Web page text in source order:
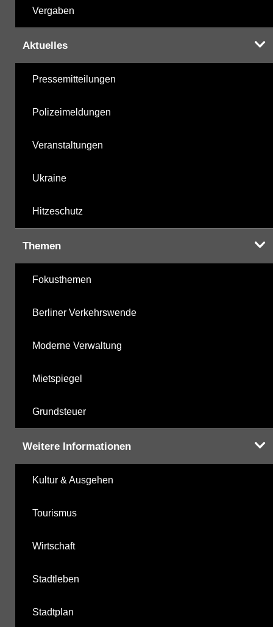
Vergaben
Aktuelles
Pressemitteilungen
Polizeimeldungen
Veranstaltungen
Ukraine
Hitzeschutz
Themen
Fokusthemen
Berliner Verkehrswende
Moderne Verwaltung
Mietspiegel
Grundsteuer
Weitere Informationen
Kultur & Ausgehen
Tourismus
Wirtschaft
Stadtleben
Stadtplan